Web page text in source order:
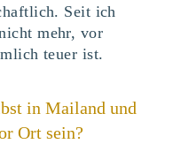
Seit ich
mehr, vor
teuer ist.
in Mailand und
Ort sein?